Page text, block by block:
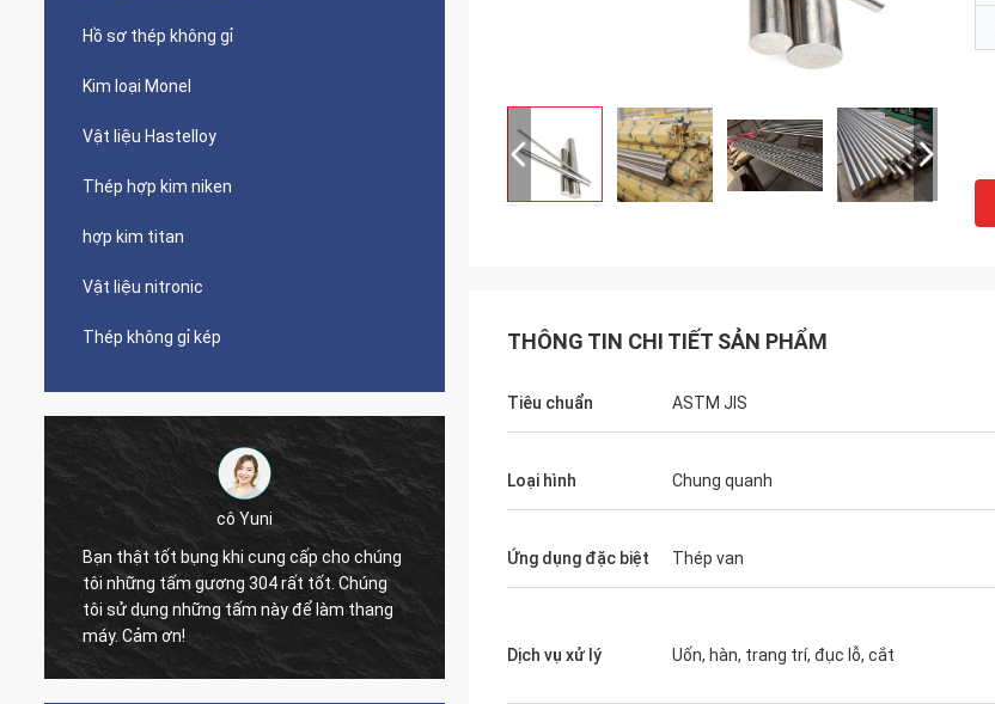
Hồ sơ thép không gỉ
Kim loại Monel
Vật liệu Hastelloy
Thép hợp kim niken
hợp kim titan
Vật liệu nitronic
Thép không gỉ kép
cô Yuni
Bạn thật tốt bụng khi cung cấp cho chúng
tôi những tấm gương 304 rất tốt. Chúng
tôi sử dụng những tấm này để làm thang
máy. Cảm ơn!
The quality of the pipes is very good, very
THÔNG TIN CHI TIẾT SẢN PHẨM
Tiêu chuẩn ASTM JIS
Loại hình Chung quanh
Ứng dụng đặc biệt Thép van
Dịch vụ xử lý Uốn, hàn, trang trí, đục lỗ, cắt